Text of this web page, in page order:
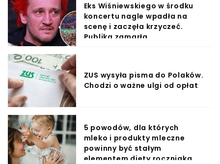
Eks Wiśniewskiego w środku
koncertu nagle wpadła na
scenę i zaczęła krzyczeć.
Publika zamarła
ZUS wysyła pisma do Polaków.
Chodzi o ważne ulgi od opłat
5 powodów, dla których
mleko i produkty mleczne
powinny być stałym
elementem diety roczniaka